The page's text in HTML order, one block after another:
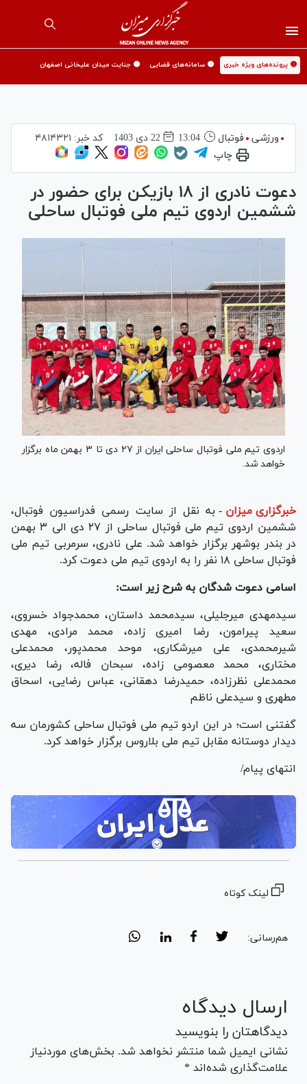
🟡 پرونده‌های ویژه خبری 🟡 سامانه‌های قضایی 🟡 جنایت میدان علیخانی اصفهان
ورزشی فوتبال 13:04 22 دی 1403 کد خبر: ۴۸۱۴۳۲۱
چاپ
دعوت نادری از ۱۸ بازیکن برای حضور در
ششمین اردوی تیم ملی فوتبال ساحلی
اردوی تیم ملی فوتبال ساحلی ایران از ۲۷ دی تا ۳ بهمن ماه برگزار
خواهد شد.
خبرگزاری میزان - به نقل از سایت رسمی فدراسیون فوتبال،
ششمین اردوی تیم ملی فوتبال ساحلی از ۲۷ دی الی ۳ بهمن
در بندر بوشهر برگزار خواهد شد. علی نادری، سرمربی تیم ملی
فوتبال ساحلی ۱۸ نفر را به اردوی تیم ملی دعوت کرد.
اسامی دعوت شدگان به شرح زیر است:
سیدمهدی میرجلیلی، سیدمحمد داستان، محمدجواد خسروی،
سعید پیرامون، رضا امیری زاده، محمد مرادی، مهدی
شیرمحمدی، علی میرشکاری، موحد محمدپور، محمدعلی
مختاری، محمد معصومی زاده، سبحان فاله، رضا دیری،
محمدعلی نظرزاده، حمیدرضا دهقانی، عباس رضایی، اسحاق
مطهری و سیدعلی ناظم
گفتنی است؛ در این اردو تیم ملی فوتبال ساحلی کشورمان سه
دیدار دوستانه مقابل تیم ملی بلاروس برگزار خواهد کرد.
انتهای پیام/
لینک کوتاه
هم‌رسانی:
ارسال دیدگاه
دیدگاهتان را بنویسید
نشانی ایمیل شما منتشر نخواهد شد. بخش‌های موردنیاز
علامت‌گذاری شده‌اند *